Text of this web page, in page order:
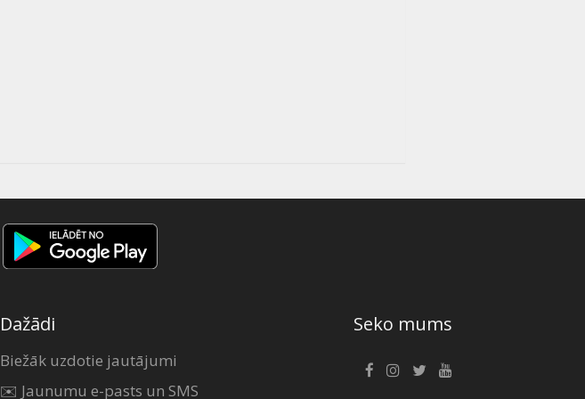
Dažādi
Biežāk uzdotie jautājumi
✉️ Jaunumu e-pasts un SMS
Seko mums